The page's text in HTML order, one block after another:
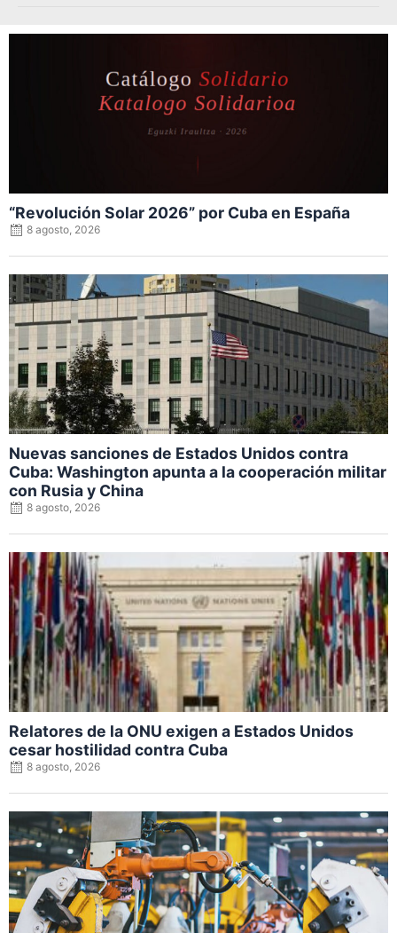
“Revolución Solar 2026” por Cuba en España
8 agosto, 2026
Nuevas sanciones de Estados Unidos contra
Cuba: Washington apunta a la cooperación militar
con Rusia y China
Posted
on
8 agosto, 2026
Relatores de la ONU exigen a Estados Unidos
cesar hostilidad contra Cuba
Posted
on
8 agosto, 2026
Posted
on